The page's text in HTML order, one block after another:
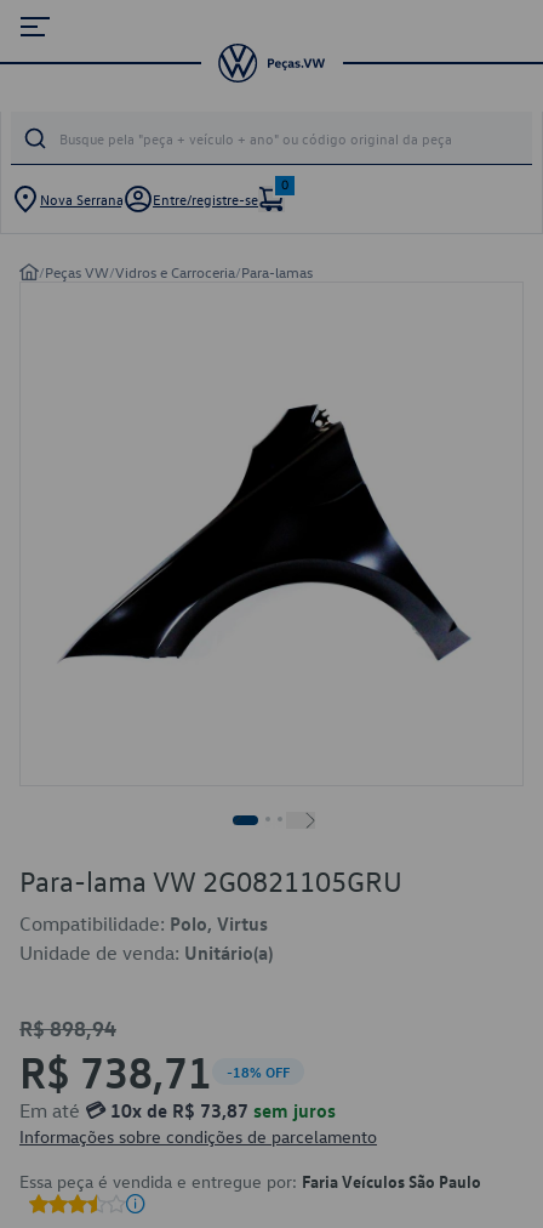
Nova Serrana Entre/registre-se
0
/Peças VW/Vidros e Carroceria/Para-lamas
Para-lama VW 2G0821105GRU
Compatibilidade: Polo, Virtus
Unidade de venda: Unitário(a)
R$ 898,94
R$ 738,71 -18% OFF
Em até 💳 10x de R$ 73,87 sem juros
Informações sobre condições de parcelamento
Essa peça é vendida e entregue por: Faria Veículos São Paulo